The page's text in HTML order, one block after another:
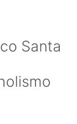
Santa